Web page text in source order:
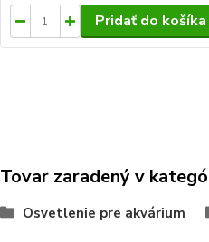
Pridať do košíka
Tovar zaradený v
Osvetlenie pre akvárium